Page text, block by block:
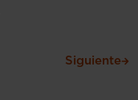
Siguiente